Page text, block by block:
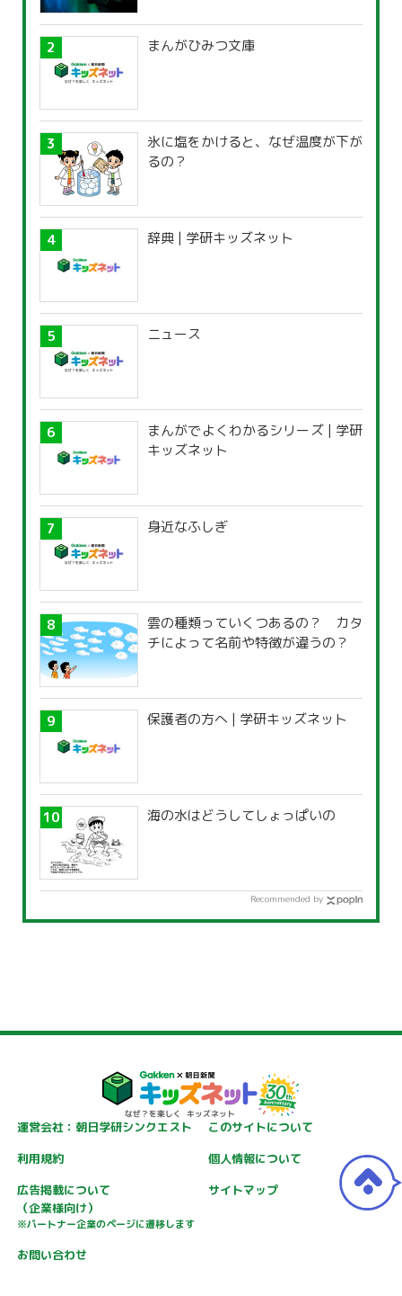
まんがひみつ文庫
氷に塩をかけると、なぜ温度が下が
るの？
辞典 | 学研キッズネット
ニュース
まんがでよくわかるシリーズ | 学研
キッズネット
身近なふしぎ
雲の種類っていくつあるの？ カタ
チによって名前や特徴が違うの？
保護者の方へ | 学研キッズネット
海の水はどうしてしょっぱいの
Recommended by
運営会社：朝日学研シンクエスト
このサイトについて
利用規約
個人情報について
広告掲載について
（企業様向け）
※パートナー企業のページに遷移します
サイトマップ
お問い合わせ